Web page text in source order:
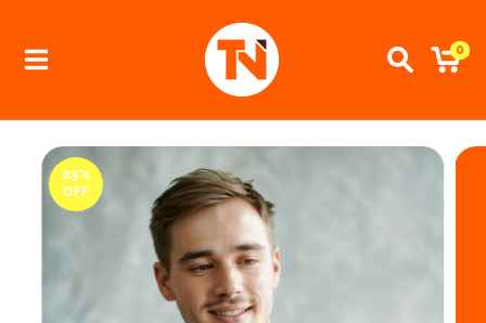
0
25%
OFF